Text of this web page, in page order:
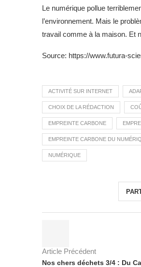
Le numérique pollue
l’environnement. Mais le
travail comme à la maison. Et
Source: https://www.futura-
ACTIVITÉ SUR INTERNET
CHOIX DE LA RÉDACTION
EMPREINTE CARBONE
EMPREINTE CARBONE DU
NUMÉRIQUE
Article Précédent
Nos chers déchets 3/4 : Du